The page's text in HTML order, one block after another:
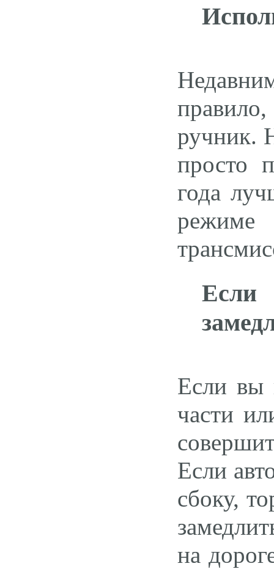
ручник.
просто
года
Если вы
части
Если
сбоку,
на